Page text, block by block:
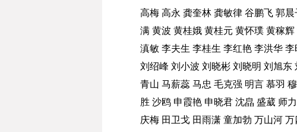
高梅 高永 龚奎林 龚敏律 谷鹏飞 郭晨
满 黄波 黄桂娥 黄桂元 黄怀璞 黄稼辉
滇敏 李夫生 李桂生 李红艳 李洪华 李
刘绍峰 刘小波 刘晓彬 刘晓明 刘旭东
青山 马薪蕊 马忠 毛克强 明言 慕羽
胜 沙鸥 申霞艳 申晓君 沈皛 盛葳 师
庆梅 田卫戈 田雨潇 童加勃 万山河 万